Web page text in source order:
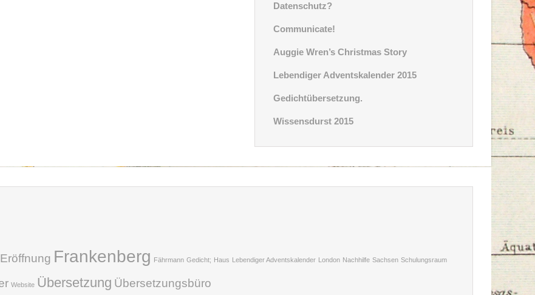
Datenschutz?
Communicate!
Auggie Wren’s Christmas Story
Lebendiger Adventskalender 2015
Gedichtübersetzung.
Wissensdurst 2015
Eröffnung Frankenberg Fährmann Gedicht; Haus Lebendiger Adventskalender London Nachhilfe Sachsen Schulungsraum
Website Übersetzung Übersetzungsbüro